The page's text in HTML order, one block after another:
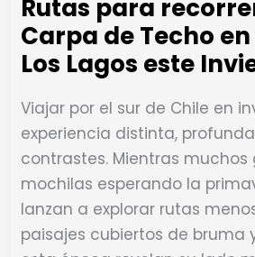
Rutas para
Carpa de Techo
Los Lagos este
Viajar por el sur de Chile en
experiencia distinta,
contrastes. Mientras muchos
mochilas esperando la
lanzan a explorar rutas
paisajes cubiertos de bruma